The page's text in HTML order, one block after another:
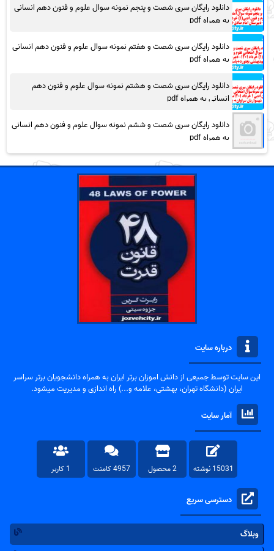
دانلود رایگان سری شصت و پنجم نمونه سوال علوم و فنون دهم انسانی
به همراه pdf
دانلود رایگان سری شصت و هفتم نمونه سوال علوم و فنون دهم انسانی
به همراه pdf
دانلود رایگان سری شصت و هشتم نمونه سوال علوم و فنون دهم
انسانی به همراه pdf
دانلود رایگان سری شصت و ششم نمونه سوال علوم و فنون دهم انسانی
به همراه pdf
درباره سایت
این سایت توسط جمیعی از دانش اموزان برتر ایران به همراه دانشجویان برتر سراسر
ایران (دانشگاه تهران، بهشتی، علامه و...) راه اندازی و مدیریت میشود.
آمار سایت
15031 نوشته 2 محصول 4957 کامنت 1 کاربر
دسترسی سریع
وبلاگ